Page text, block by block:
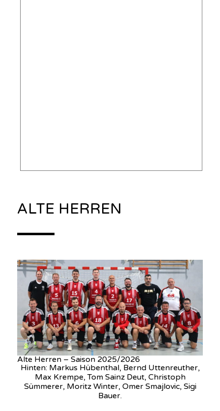
ALTE HERREN
Alte Herren – Saison 2025/2026
Hinten: Markus Hübenthal, Bernd Uttenreuther,
Max Krempe, Tom Sainz Deut, Christoph
Sümmerer, Moritz Winter, Omer Smajlovic, Sigi
Bauer.